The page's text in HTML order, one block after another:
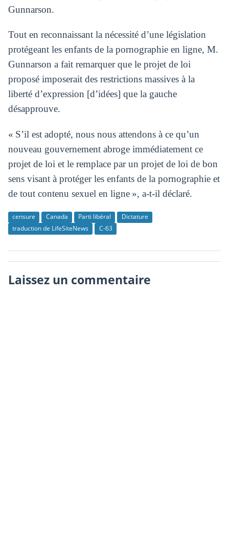
Gunnarson.
Tout en reconnaissant la nécessité d’une législation
protégeant les enfants de la pornographie en ligne, M.
Gunnarson a fait remarquer que le projet de loi
proposé imposerait des restrictions massives à la
liberté d’expression [d’idées] que la gauche
désapprouve.
« S’il est adopté, nous nous attendons à ce qu’un
nouveau gouvernement abroge immédiatement ce
projet de loi et le remplace par un projet de loi de bon
sens visant à protéger les enfants de la pornographie et
de tout contenu sexuel en ligne », a-t-il déclaré.
censure Canada Parti libéral
Dictature
traduction de LifeSiteNews
C-63
Laissez un commentaire